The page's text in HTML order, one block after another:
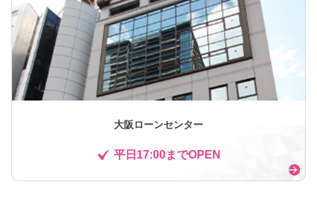
大阪ローンセンター
平日17:00までOPEN